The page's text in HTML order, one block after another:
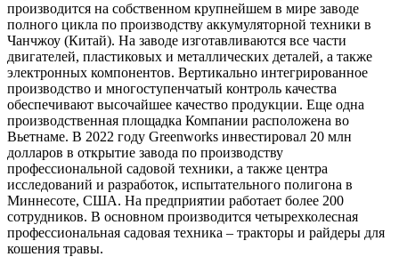
производится на собственном крупнейшем в мире заводе
полного цикла по производству аккумуляторной техники в
Чанчжоу (Китай). На заводе изготавливаются все части
двигателей, пластиковых и металлических деталей, а также
электронных компонентов. Вертикально интегрированное
производство и многоступенчатый контроль качества
обеспечивают высочайшее качество продукции. Еще одна
производственная площадка Компании расположена во
Вьетнаме. В 2022 году Greenworks инвестировал 20 млн
долларов в открытие завода по производству
профессиональной садовой техники, а также центра
исследований и разработок, испытательного полигона в
Миннесоте, США. На предприятии работает более 200
сотрудников. В основном производится четырехколесная
профессиональная садовая техника – тракторы и райдеры для
кошения травы.